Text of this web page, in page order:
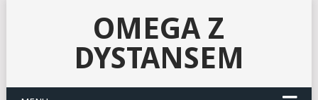
OMEGA Z
DYSTANSEM